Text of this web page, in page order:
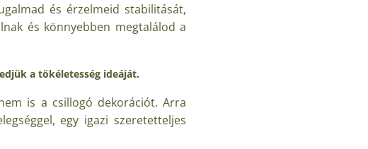
és érzelmeid stabilitását,
és könnyebben megtalálod a
a tökéletesség ideáját.
is a csillogó dekorációt. Arra
egy igazi szeretetteljes